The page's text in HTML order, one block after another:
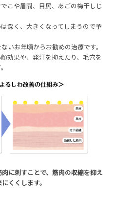
こや眉間、目尻、あごの梅干しじ
深く、大きくなってしまうので予
いお年頃からお勧めの治療です。
効果や、発汗を抑えたり、毛穴を
に刺すことで、筋肉の収縮を抑え
くくします。